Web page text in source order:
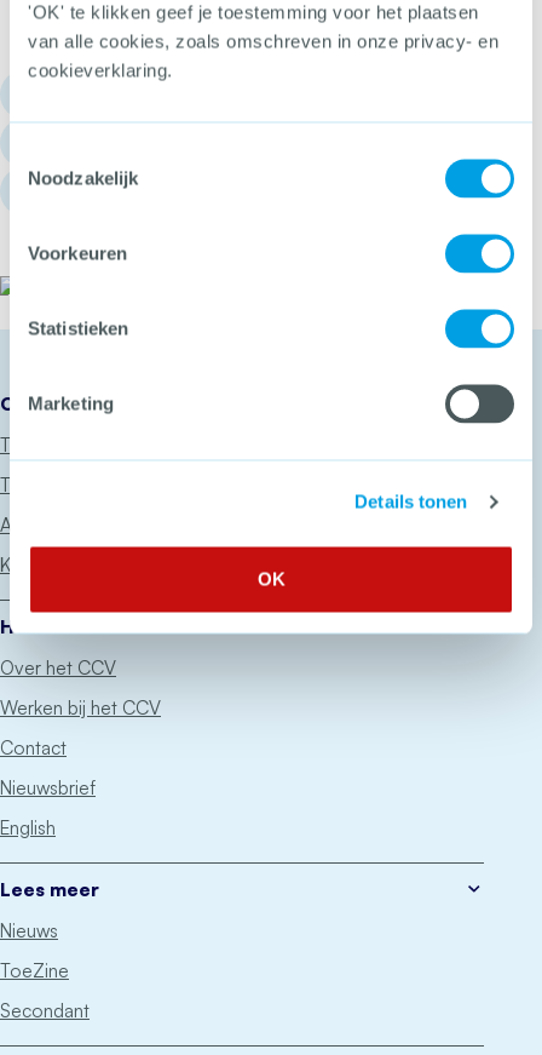
'OK' te klikken geef je toestemming voor het plaatsen
van alle cookies, zoals omschreven in onze privacy- en
cookieverklaring.
Noodzakelijk
Voorkeuren
Statistieken
Marketing
Details tonen
OK
Churchilllaan 11, 3527 GV Utrecht
Onze diensten
Thema’s
Trainingen
Advies
Keurmerken
Het CCV
Over het CCV
Werken bij het CCV
Contact
Nieuwsbrief
English
Lees meer
Nieuws
ToeZine
Secondant